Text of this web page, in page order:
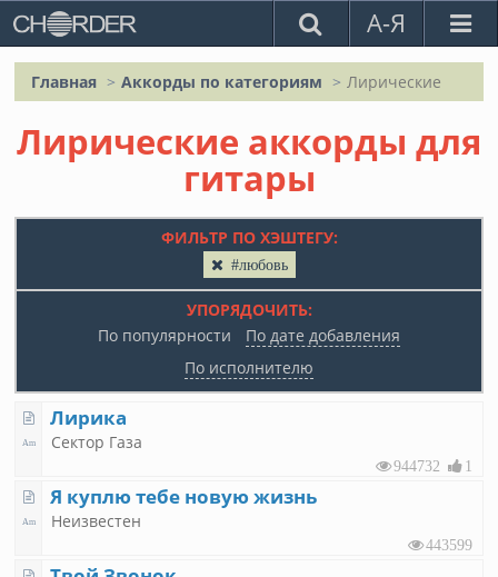
А-Я
Главная Аккорды по категориям Лирические
Лирические аккорды для
гитары
ФИЛЬТР ПО ХЭШТЕГУ:
#любовь
УПОРЯДОЧИТЬ:
По популярности
По дате добавления
По исполнителю
Лирика
Сектор Газа
944732 1
Я куплю тебе новую жизнь
Неизвестен
443599